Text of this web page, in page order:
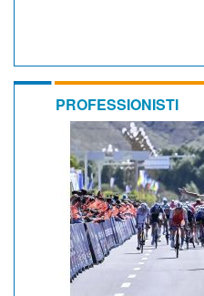
PROFESSIONISTI